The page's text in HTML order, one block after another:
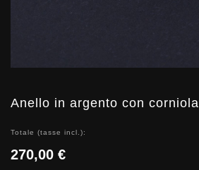
Anello in argento con corniola
Totale (tasse incl.):
270,00 €